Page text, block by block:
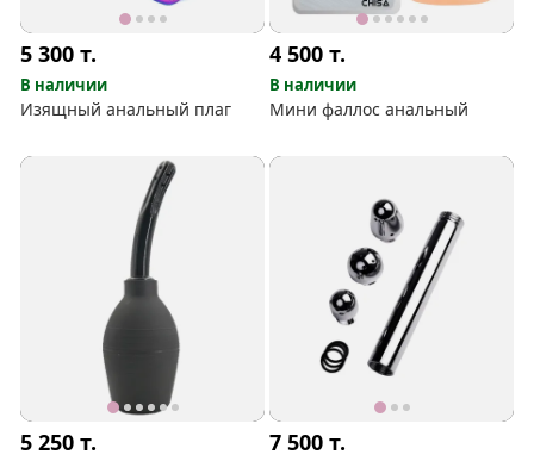
5 300т.
В наличии
Изящный анальный плаг
4 500т.
В наличии
Мини фаллос анальный
5 250т. 7 500т.